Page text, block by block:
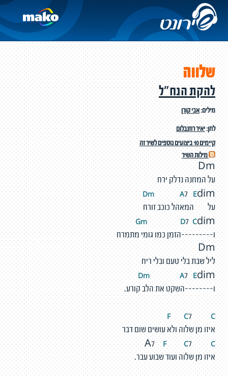
שלווה
להקת הנח"ל
מילים:אבי קורן
לחן:יאיר רוזנבלום
קיימים 10 ביצועים נוספים לשיר זה
מילות השיר
Dm
על המחנה נדלק ירח
Dm A7 Edim
על המאהל כוכב זורח
Gm D7 Cdim
ו---------הזמן כמו גומי מתמרח
Dm
ליל שבת בלי טעם ובלי ריח
Dm A7 Edim
ו--------השקט את הלב קורע.
F C7 C
איזו מן שלוה ולא עושים שום דבר
A7
F C7 C
איזו מן שלוה ועוד שבוע עבר.